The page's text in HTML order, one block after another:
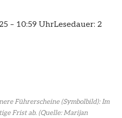
– 10:59 UhrLesedauer: 2
Führerscheine (Symbolbild): Im
Frist ab. (Quelle: Marijan